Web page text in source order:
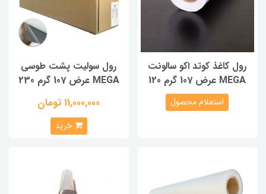
رول کاغذ کوتد اکو سالونت
MEGA عرض 107 گرم 120
استعلام محصول
رول سولیت پشت طوسی
MEGA عرض 107 گرم 230
11,000,000 تومان
خرید